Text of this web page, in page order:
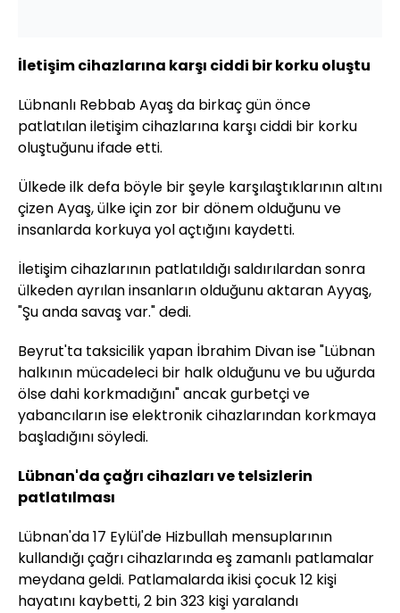
İletişim cihazlarına karşı ciddi bir korku oluştu
Lübnanlı Rebbab Ayaş da birkaç gün önce
patlatılan iletişim cihazlarına karşı ciddi bir korku
oluştuğunu ifade etti.
Ülkede ilk defa böyle bir şeyle karşılaştıklarının altını
çizen Ayaş, ülke için zor bir dönem olduğunu ve
insanlarda korkuya yol açtığını kaydetti.
İletişim cihazlarının patlatıldığı saldırılardan sonra
ülkeden ayrılan insanların olduğunu aktaran Ayyaş,
"Şu anda savaş var." dedi.
Beyrut'ta taksicilik yapan İbrahim Divan ise "Lübnan
halkının mücadeleci bir halk olduğunu ve bu uğurda
ölse dahi korkmadığını" ancak gurbetçi ve
yabancıların ise elektronik cihazlarından korkmaya
başladığını söyledi.
Lübnan'da çağrı cihazları ve telsizlerin
patlatılması
Lübnan'da 17 Eylül'de Hizbullah mensuplarının
kullandığı çağrı cihazlarında eş zamanlı patlamalar
meydana geldi. Patlamalarda ikisi çocuk 12 kişi
hayatını kaybetti, 2 bin 323 kişi yaralandı